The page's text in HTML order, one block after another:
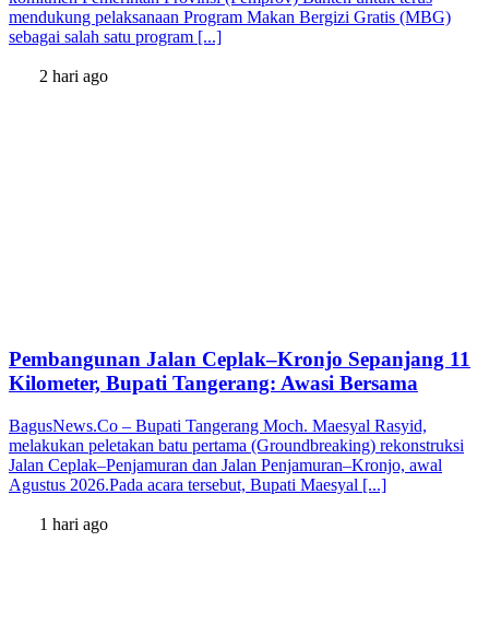
mendukung pelaksanaan Program Makan Bergizi Gratis (MBG)
sebagai salah satu program [...]
2 hari ago
Pembangunan Jalan Ceplak–Kronjo Sepanjang 11
Kilometer, Bupati Tangerang: Awasi Bersama
BagusNews.Co – Bupati Tangerang Moch. Maesyal Rasyid,
melakukan peletakan batu pertama (Groundbreaking) rekonstruksi
Jalan Ceplak–Penjamuran dan Jalan Penjamuran–Kronjo, awal
Agustus 2026.Pada acara tersebut, Bupati Maesyal [...]
1 hari ago